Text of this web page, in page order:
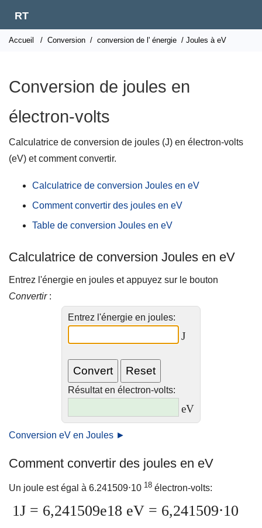
RT
Accueil / Conversion / conversion de l' énergie / Joules à eV
Conversion de joules en
électron-volts
Calculatrice de conversion de joules (J) en électron-volts
(eV) et comment convertir.
Calculatrice de conversion Joules en eV
Comment convertir des joules en eV
Table de conversion Joules en eV
Calculatrice de conversion Joules en eV
Entrez l'énergie en joules et appuyez sur le bouton
Convertir:
Entrez l'énergie en joules:
J
Résultat en électron-volts:
eV
Conversion eV en Joules ►
Comment convertir des joules en eV
Un joule est égal à 6.241509⋅10 18 électron-volts:
1J = 6,241509e18 eV = 6,241509⋅10